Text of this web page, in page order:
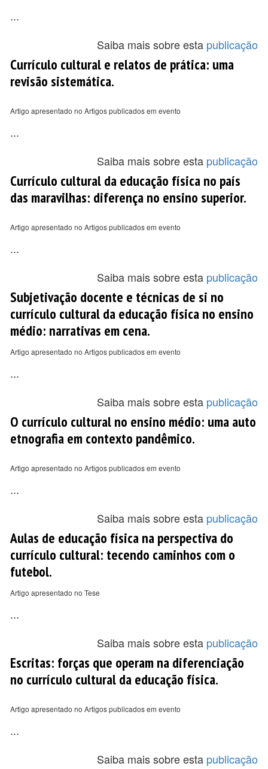
...
Saiba mais sobre esta publicação
Currículo cultural e relatos de prática: uma
revisão sistemática.
Artigo apresentado no Artigos publicados em evento
...
Saiba mais sobre esta publicação
Currículo cultural da educação física no país
das maravilhas: diferença no ensino superior.
Artigo apresentado no Artigos publicados em evento
...
Saiba mais sobre esta publicação
Subjetivação docente e técnicas de si no
currículo cultural da educação física no ensino
médio: narrativas em cena.
Artigo apresentado no Artigos publicados em evento
...
Saiba mais sobre esta publicação
O currículo cultural no ensino médio: uma auto
etnografia em contexto pandêmico.
Artigo apresentado no Artigos publicados em evento
...
Saiba mais sobre esta publicação
Aulas de educação física na perspectiva do
currículo cultural: tecendo caminhos com o
futebol.
Artigo apresentado no Tese
...
Saiba mais sobre esta publicação
Escritas: forças que operam na diferenciação
no currículo cultural da educação física.
Artigo apresentado no Artigos publicados em evento
...
Saiba mais sobre esta publicação